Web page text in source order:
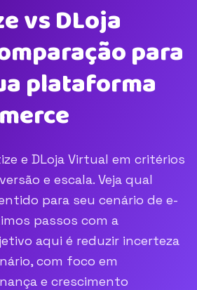
vs DLoja
para
plataforma
e DLoja Virtual em critérios
e escala. Veja qual
para seu cenário de e-
passos com a
aqui é reduzir incerteza
com foco em
e crescimento